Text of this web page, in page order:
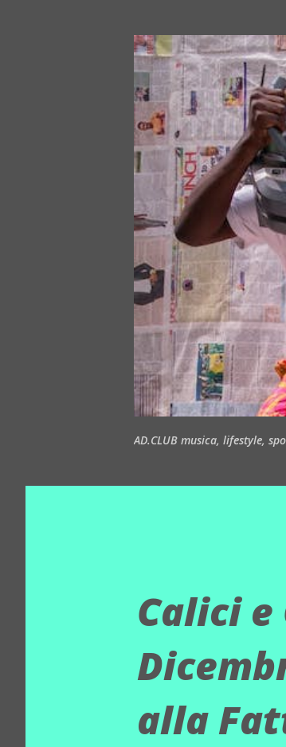
AD.CLUB musica, lifestyle,
Calici e
alla